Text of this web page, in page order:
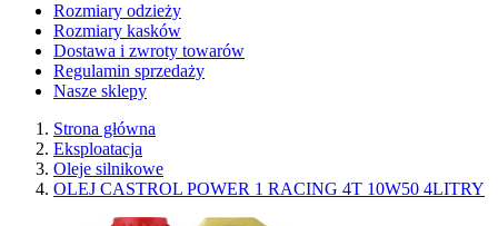
Rozmiary odzieży
Rozmiary kasków
Dostawa i zwroty towarów
Regulamin sprzedaży
Nasze sklepy
Strona główna
Eksploatacja
Oleje silnikowe
OLEJ CASTROL POWER 1 RACING 4T 10W50 4LITRY